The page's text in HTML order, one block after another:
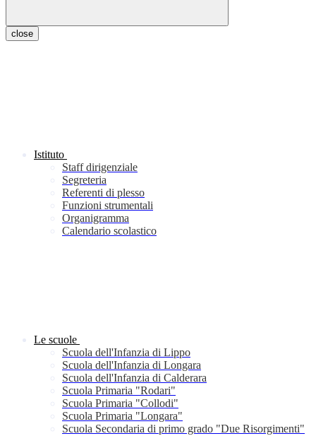
close
Istituto
Staff dirigenziale
Segreteria
Referenti di plesso
Funzioni strumentali
Organigramma
Calendario scolastico
Le scuole
Scuola dell'Infanzia di Lippo
Scuola dell'Infanzia di Longara
Scuola dell'Infanzia di Calderara
Scuola Primaria "Rodari"
Scuola Primaria "Collodi"
Scuola Primaria "Longara"
Scuola Secondaria di primo grado "Due Risorgimenti"